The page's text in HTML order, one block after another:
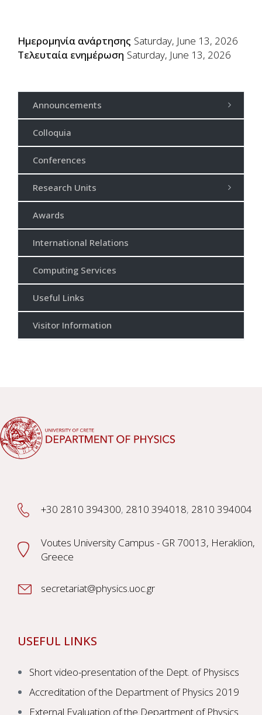
Ημερομηνία ανάρτησης Saturday, June 13, 2026
Τελευταία ενημέρωση Saturday, June 13, 2026
Announcements
Colloquia
Conferences
Research Units
Awards
International Relations
Computing Services
Useful Links
Visitor Information
+30 2810 394300, 2810 394018, 2810 394004
Voutes University Campus - GR 70013, Heraklion,
Greece
secretariat@physics.uoc.gr
USEFUL LINKS
Short video-presentation of the Dept. of Physiscs
Accreditation of the Department of Physics 2019
External Evaluation of the Department of Physics